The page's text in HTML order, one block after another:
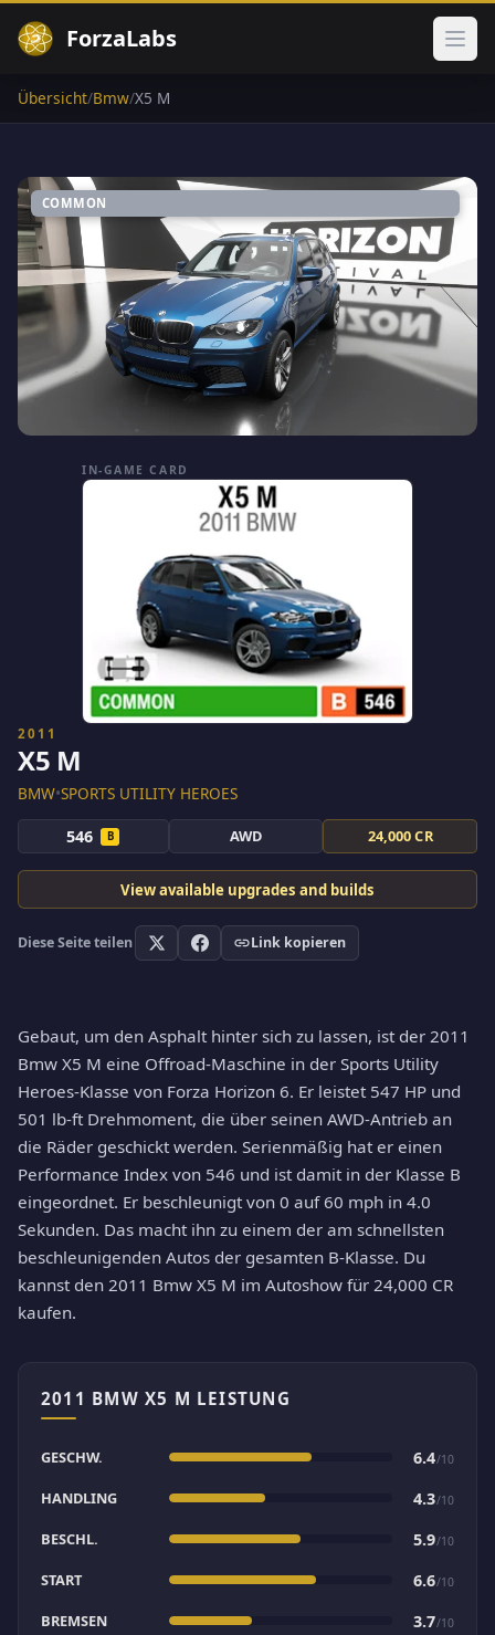
ForzaLabs
Übersicht/Bmw/X5 M
COMMON
IN-GAME CARD
2011
X5 M
BMW•SPORTS UTILITY HEROES
546 B AWD 24,000 CR
View available upgrades and builds
Diese Seite teilen Link kopieren
Gebaut, um den Asphalt hinter sich zu lassen, ist der 2011
Bmw X5 M eine Offroad-Maschine in der Sports Utility
Heroes-Klasse von Forza Horizon 6. Er leistet 547 HP und
501 lb-ft Drehmoment, die über seinen AWD-Antrieb an
die Räder geschickt werden. Serienmäßig hat er einen
Performance Index von 546 und ist damit in der Klasse B
eingeordnet. Er beschleunigt von 0 auf 60 mph in 4.0
Sekunden. Das macht ihn zu einem der am schnellsten
beschleunigenden Autos der gesamten B-Klasse. Du
kannst den 2011 Bmw X5 M im Autoshow für 24,000 CR
kaufen.
2011 BMW X5 M LEISTUNG
GESCHW. 6.4/10
HANDLING 4.3/10
BESCHL. 5.9/10
START 6.6/10
BREMSEN 3.7/10